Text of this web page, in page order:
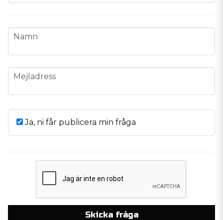
name
Namn
email
Mejladress
Ja, ni får publicera min fråga
Skicka fråga